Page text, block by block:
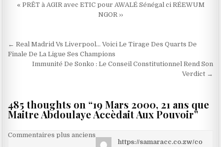
« PRÊT à AGIR avec ETIC pour AWALÉ Sénégal ci RÉEWUM
NGOR ››
Navigation
de
← Real Madrid Vs Liverpool… Voici Le Tirage Des Quarts De
Finale De La Ligue Ses Champions
Immunité De Sonko : Le Conseil Constitutionnel Rend Son
Verdict →
485 thoughts on “19 Mars 2000, 21 ans que
Maitre Abdoulaye Accèdait Aux Pouvoir”
Navigation
Commentaires plus anciens
https://samaracc.co.zw/co